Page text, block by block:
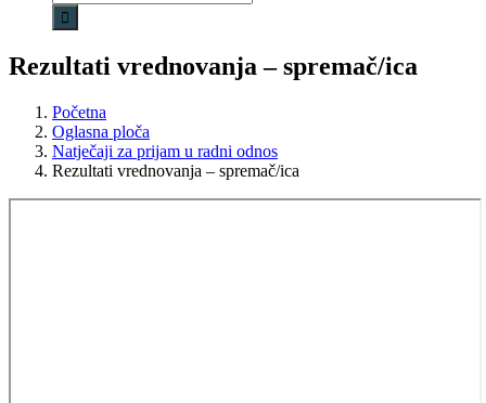
Rezultati vrednovanja – spremač/ica
Početna
Oglasna ploča
Natječaji za prijam u radni odnos
Rezultati vrednovanja – spremač/ica